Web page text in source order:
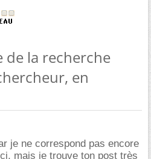
de la recherche
en
je ne correspond pas encore
mais je trouve ton post très